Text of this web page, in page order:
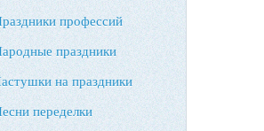
профессий
праздники
на праздники
переделки